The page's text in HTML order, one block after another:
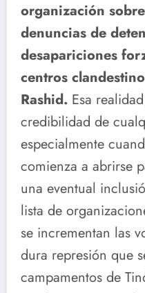
organización
denuncias de
desapariciones
centros
Rashid. Esa
credibilidad de
especialmente
comienza a abrirse
una eventual
lista de
se incrementan las
dura represión que
campamentos de